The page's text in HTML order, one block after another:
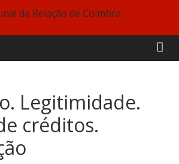
Legitimidade.
créditos.